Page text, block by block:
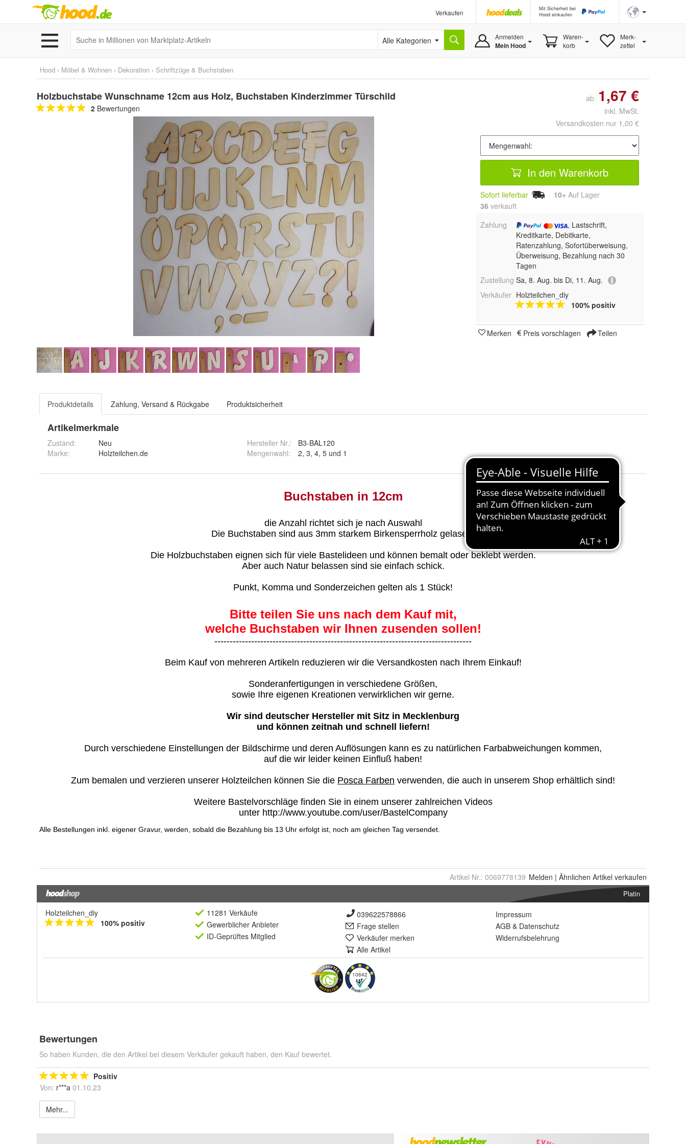
Verkaufen
Mit Sicherheit bei
Hood einkaufen
Alle Kategorien Anmelden
Mein Hood
Waren-
korb
Merk-
zettel
Hood › Möbel & Wohnen › Dekoration › Schriftzüge & Buchstaben
Holzbuchstabe Wunschname 12cm aus Holz, Buchstaben Kinderzimmer Türschild
2 Bewertungen
ab 1,67 €
inkl. MwSt.
Versandkosten nur 1,00 €
In den Warenkorb
Sofort lieferbar 10+ Auf Lager
36 verkauft
Zahlung
, Lastschrift,
Kreditkarte, Debitkarte,
Ratenzahlung, Sofortüberweisung,
Überweisung, Bezahlung nach 30
Tagen
Zustellung Sa, 8. Aug. bis Di, 11. Aug.
Verkäufer Holzteilchen_diy
100% positiv
Merken Preis vorschlagen Teilen
Produktdetails Zahlung, Versand & Rückgabe Produktsicherheit
Artikelmerkmale
Zustand:
Neu
Marke:
Holzteilchen.de
Hersteller Nr.:
B3-BAL120
Mengenwahl: 2, 3, 4, 5 und 1
Artikel Nr.: 0069778139 Melden | Ähnlichen Artikel verkaufen
Platin
Holzteilchen_diy
100% positiv
11281 Verkäufe
Gewerblicher Anbieter
ID-Geprüftes Mitglied
039622578866
Frage stellen
Verkäufer merken
Alle Artikel
Impressum
AGB & Datenschutz
Widerrufsbelehrung
10642
Bewertungen
So haben Kunden, die den Artikel bei diesem Verkäufer gekauft haben, den Kauf bewertet.
Positiv
Von: r***a 01.10.23
Mehr...